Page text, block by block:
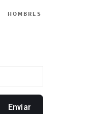
HOMBRES
Enviar